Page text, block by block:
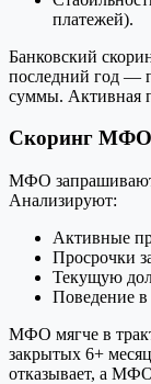
платежей).
Банковский
последний год —
суммы. Активная
Скоринг МФО
МФО
Анализируют:
Активные
Просрочки
Текущую
Поведение
МФО мягче в
закрытых 6+
отказывает, а